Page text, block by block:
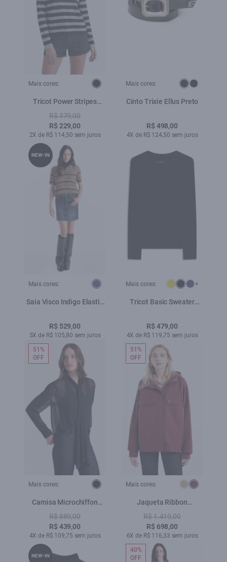
Mais cores:
Tricot Power Stripes
Cinza Medio
R$ 379,00
R$ 229,00
2X de R$ 114,50 sem juros
Mais cores:
Cinto Trixie Ellus Preto
R$ 498,00
4X de R$ 124,50 sem juros
Mais cores:
Saia Visco Indigo Elastic
R$ 529,00
5X de R$ 105,80 sem juros
NEW-IN
Mais cores: +
Tricot Basic Sweater
R$ 479,00
4X de R$ 119,75 sem juros
Mais cores:
Camisa Microchiffon
Lavalliere Neck Preto
R$ 889,00
R$ 439,00
4X de R$ 109,75 sem juros
51%
OFF
Mais cores:
Jaqueta Ribbon
Windreaker Bordeaux
R$ 1.419,00
R$ 698,00
6X de R$ 116,33 sem juros
51%
OFF
NEW-IN
40%
OFF